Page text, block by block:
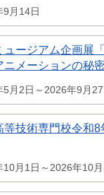
9月14日
ュージアム企画展
ニメーションの秘密
5月2日～2026年9月27
等技術専門校令和
10月1日～2026年10月